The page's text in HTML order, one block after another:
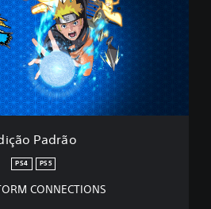
Padrão
PS4 PS5
CONNECTIONS